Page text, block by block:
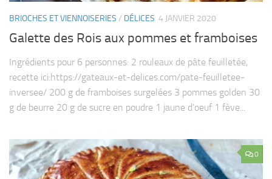
BRIOCHES ET VIENNOISERIES / DÉLICES 4 JANVIER 2020
Galette des Rois aux pommes et framboises
Ingrédients pour 6 personnes: 2 rouleaux de pâte feuilletée,
recette ici:https://gateaux-et-delices.com/pate-feuilletee-
inversee/ 200 g de framboises surgelées 3 pommes golden 30
g de beurre 20 g de sucre en poudre 1 jaune d’oeuf 1 fève...
0